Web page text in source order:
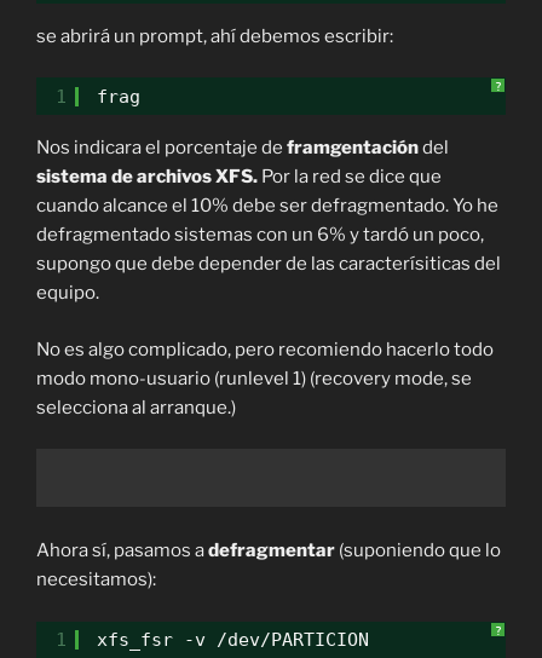
se abrirá un prompt, ahí debemos escribir:
?
1 frag
Nos indicara el porcentaje de framgentacióndel
sistema de archivosXFS. Por la red se dice que
cuando alcance el 10% debe ser defragmentado. Yo he
defragmentado sistemas con un 6% y tardó un poco,
supongo que debe depender de las caracterísiticas del
equipo.
No es algo complicado, pero recomiendo hacerlo todo
modo mono-usuario (runlevel 1) (recovery mode, se
selecciona al arranque.)
Ahora sí, pasamos adefragmentar (suponiendo que lo
necesitamos):
?
1 xfs_fsr -v /dev/PARTICION